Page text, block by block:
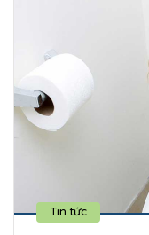
Tin tức